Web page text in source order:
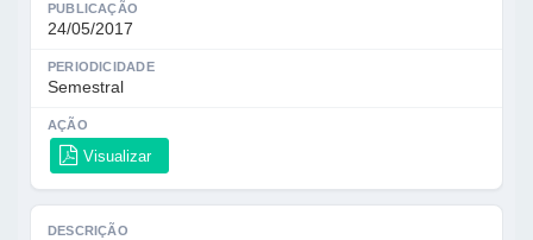
PUBLICAÇÃO
24/05/2017
PERIODICIDADE
Semestral
AÇÃO
Visualizar
DESCRIÇÃO